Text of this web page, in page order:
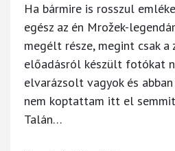
Ha bármire is rosszul
egész az én Mrožek-
megélt része, megint csak a
előadásról készült fotókat
elvarázsolt vagyok és
nem koptattam itt el
Talán…